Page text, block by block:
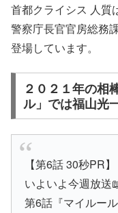
首都クライシス 人質
警察庁長官官房総務
登場しています。
２０２１年の相
ル」では福山光
【第6話 30秒PR】
いよいよ今週放送
第6話『マイルール